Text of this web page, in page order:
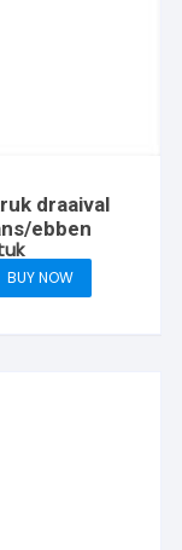
draaival
ebben
BUY NOW